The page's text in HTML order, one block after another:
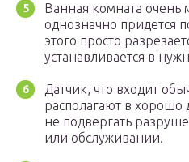
Ванная комната очень
однозначно придется
этого просто
устанавливается в
Датчик, что входит
располагают в хорошо
не подвергать
или обслуживании.